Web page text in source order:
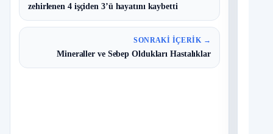
zehirlenen 4 işçiden 3’ü hayatını kaybetti
SONRAKI İÇERIK →
Mineraller ve Sebep Oldukları Hastalıklar